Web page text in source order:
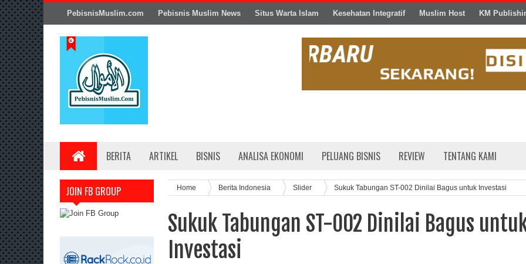
PebisnisMuslim.com Pebisnis Muslim News Situs Warta Islam Kesehatan Integratif Muslim Host KM
BERITA ARTIKEL BISNIS ANALISA EKONOMI PELUANG BISNIS REVIEW TENTANG KAMI
JOIN FB GROUP Home Berita Indonesia Slider Sukuk Tabungan ST-002 Dinilai Bagus untuk Investasi
Sukuk Tabungan ST-002 Dinilai Bagus
Investasi